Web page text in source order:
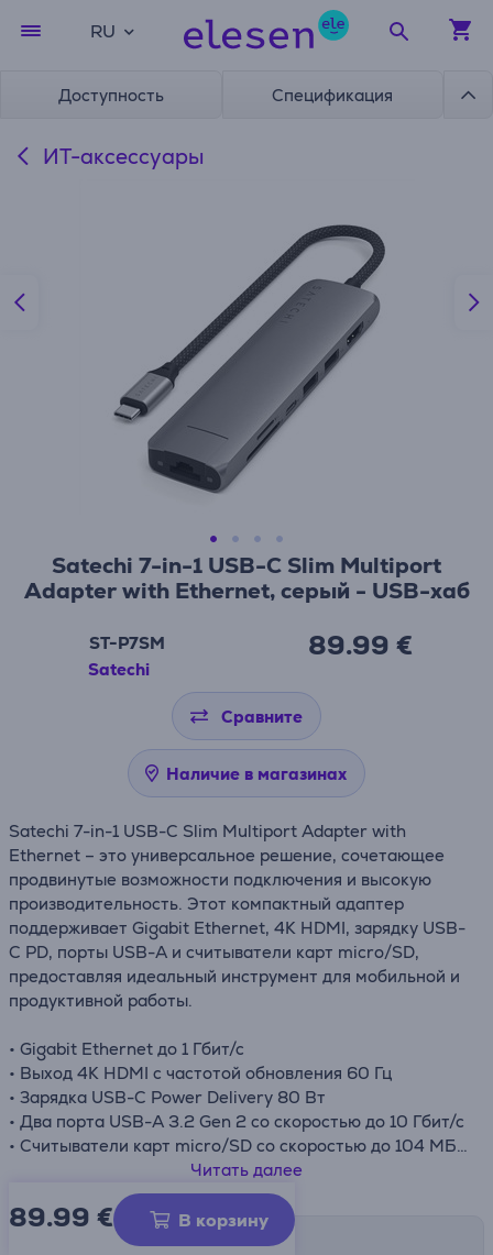
RU
Доступность Спецификация
ИТ-аксессуары
Satechi 7-in-1 USB-C Slim Multiport
Adapter with Ethernet, серый - USB-хаб
ST-P7SM
Satechi
89.99 €
Сравните
Наличие в магазинах
Satechi 7-in-1 USB-C Slim Multiport Adapter with
Ethernet – это универсальное решение, сочетающее
продвинутые возможности подключения и высокую
производительность. Этот компактный адаптер
поддерживает Gigabit Ethernet, 4K HDMI, зарядку USB-
C PD, порты USB-A и считыватели карт micro/SD,
предоставляя идеальный инструмент для мобильной и
продуктивной работы.
• Gigabit Ethernet до 1 Гбит/с
• Выход 4K HDMI с частотой обновления 60 Гц
• Зарядка USB-C Power Delivery 80 Вт
• Два порта USB-A 3.2 Gen 2 со скоростью до 10 Гбит/с
• Считыватели карт micro/SD со скоростью до 104 МБ/с
• Прочный алюминиевый корпус и плетеный кабель
Читать далее
89.99 € В корзину
Способы доставки